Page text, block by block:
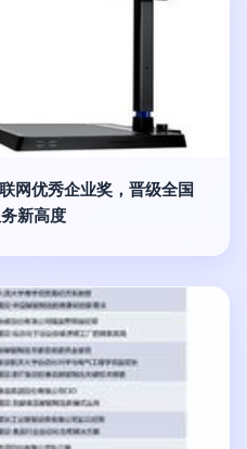
网优秀企业奖，晋级全国
新高度